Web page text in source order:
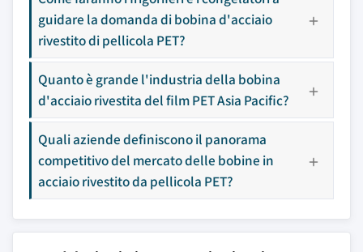
guidare la domanda di bobina d'acciaio
rivestito di pellicola PET?
Quanto è grande l'industria della bobina
d'acciaio rivestita del film PET Asia Pacific?
Quali aziende definiscono il panorama
competitivo del mercato delle bobine in
acciaio rivestito da pellicola PET?